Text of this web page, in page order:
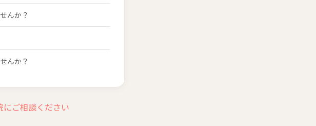
んか？
んか？
ご相談ください